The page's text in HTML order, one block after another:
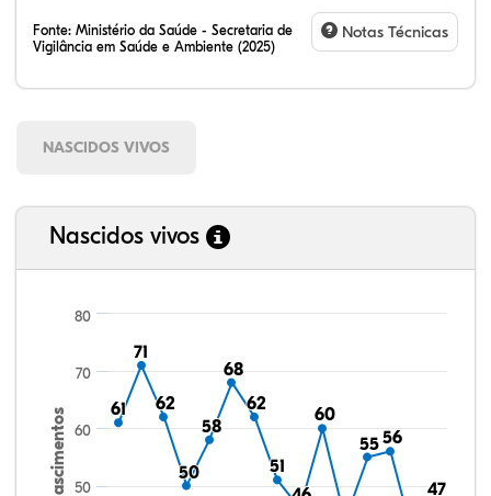
Fonte: Ministério da Saúde - Secretaria de
Vigilância em Saúde e Ambiente (2025)
Notas Técnicas
NASCIDOS VIVOS
Nascidos vivos
Nascimentos 61
61
71
71
62
62
50
50
58
58
68
68
62
62
51
51
60
60
55
5556
56
47
47
50
60
70
80